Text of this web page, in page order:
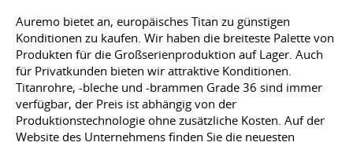
Auremo bietet an, europäisches Titan zu günstigen
Konditionen zu kaufen. Wir haben die breiteste Palette von
Produkten für die Großserienproduktion auf Lager. Auch
für Privatkunden bieten wir attraktive Konditionen.
Titanrohre, -bleche und -brammen Grade 36 sind immer
verfügbar, der Preis ist abhängig von der
Produktionstechnologie ohne zusätzliche Kosten. Auf der
Website des Unternehmens finden Sie die neuesten